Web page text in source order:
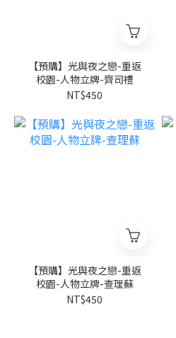
【預購】光與夜之戀-重返
校園-人物立牌-齊司禮
NT$450
【預購】光與夜之戀-重返
校園-人物立牌-查理蘇
NT$450